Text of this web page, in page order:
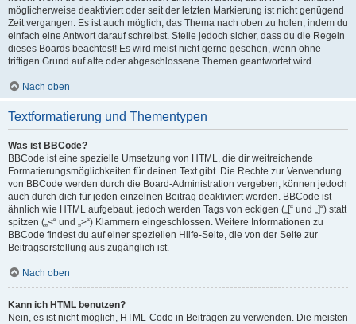
möglicherweise deaktiviert oder seit der letzten Markierung ist nicht genügend
Zeit vergangen. Es ist auch möglich, das Thema nach oben zu holen, indem du
einfach eine Antwort darauf schreibst. Stelle jedoch sicher, dass du die Regeln
dieses Boards beachtest! Es wird meist nicht gerne gesehen, wenn ohne
triftigen Grund auf alte oder abgeschlossene Themen geantwortet wird.
Nach oben
Textformatierung und Thementypen
Was ist BBCode?
BBCode ist eine spezielle Umsetzung von HTML, die dir weitreichende
Formatierungsmöglichkeiten für deinen Text gibt. Die Rechte zur Verwendung
von BBCode werden durch die Board-Administration vergeben, können jedoch
auch durch dich für jeden einzelnen Beitrag deaktiviert werden. BBCode ist
ähnlich wie HTML aufgebaut, jedoch werden Tags von eckigen („[“ und „]“) statt
spitzen („<“ und „>“) Klammern eingeschlossen. Weitere Informationen zu
BBCode findest du auf einer speziellen Hilfe-Seite, die von der Seite zur
Beitragserstellung aus zugänglich ist.
Nach oben
Kann ich HTML benutzen?
Nein, es ist nicht möglich, HTML-Code in Beiträgen zu verwenden. Die meisten